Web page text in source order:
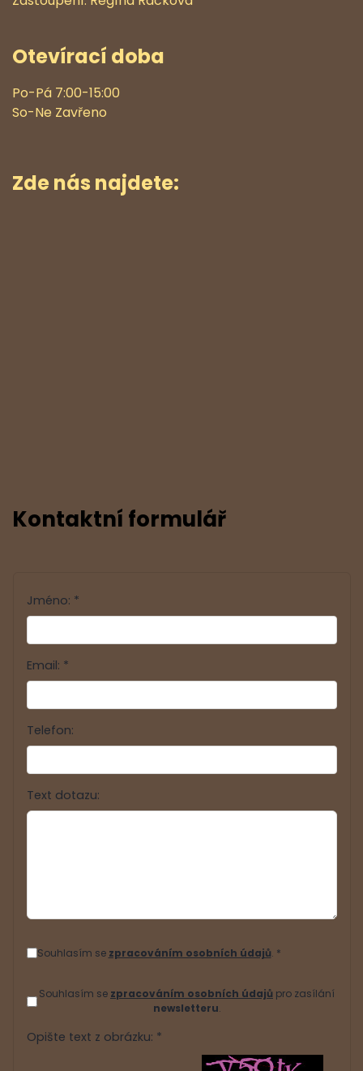
Otevírací doba
Po-Pá 7:00-15:00
So-Ne Zavřeno
Zde nás najdete:
Kontaktní formulář
Jméno: *
Email: *
Telefon:
Text dotazu:
Souhlasím se zpracováním osobních údajů. *
Souhlasím se zpracováním osobních údajů pro zasílání
newsletteru.
Opište text z obrázku: *